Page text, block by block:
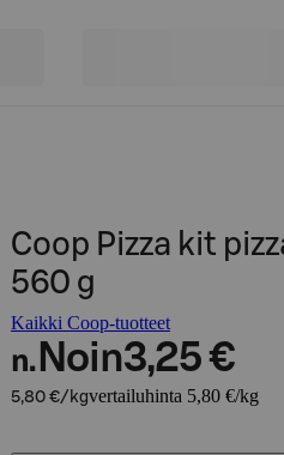
Coop Pizza kit
560 g
Kaikki Coop-tuotteet
n. Noin3,25 €
5,80 €/kgvertailuhinta 5,80 €/kg